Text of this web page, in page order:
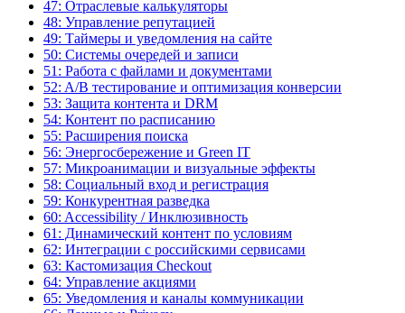
47: Отраслевые калькуляторы
48: Управление репутацией
49: Таймеры и уведомления на сайте
50: Системы очередей и записи
51: Работа с файлами и документами
52: A/B тестирование и оптимизация конверсии
53: Защита контента и DRM
54: Контент по расписанию
55: Расширения поиска
56: Энергосбережение и Green IT
57: Микроанимации и визуальные эффекты
58: Социальный вход и регистрация
59: Конкурентная разведка
60: Accessibility / Инклюзивность
61: Динамический контент по условиям
62: Интеграции с российскими сервисами
63: Кастомизация Checkout
64: Управление акциями
65: Уведомления и каналы коммуникации